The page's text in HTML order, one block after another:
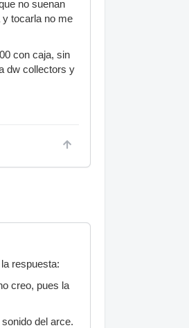
no suenan
y tocarla no me
con caja, sin
dw collectors y
respuesta:
creo, pues la
del arce.